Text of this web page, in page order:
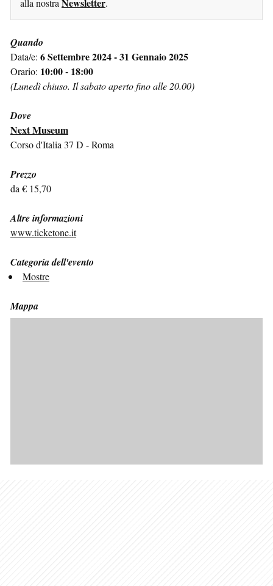
alla nostra .
Quando
Data/e: 6 Settembre 2024 - 31 Gennaio 2025
Orario: 10:00 - 18:00
(Lunedì chiuso. Il sabato aperto fino alle 20.00)
Dove
Next Museum
Corso d'Italia 37 D - Roma
Prezzo
da € 15,70
Altre informazioni
www.ticketone.it
Categoria dell'evento
Mostre
Mappa